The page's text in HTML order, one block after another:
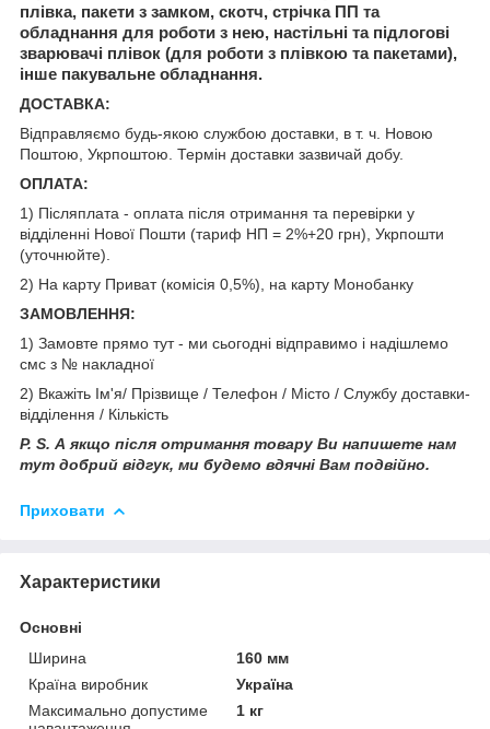
плівка, пакети з замком, скотч, стрічка ПП та
обладнання для роботи з нею, настільні та підлогові
зварювачі плівок (для роботи з плівкою та пакетами),
інше пакувальне обладнання.
ДОСТАВКА:
Відправляємо будь-якою службою доставки, в т. ч. Новою
Поштою, Укрпоштою. Термін доставки зазвичай добу.
ОПЛАТА:
1) Післяплата - оплата після отримання та перевірки у
відділенні Нової Пошти (тариф НП = 2%+20 грн), Укрпошти
(уточнюйте).
2) На карту Приват (комісія 0,5%), на карту Монобанку
ЗАМОВЛЕННЯ:
1) Замовте прямо тут - ми сьогодні відправимо і надішлемо
смс з № накладної
2) Вкажіть Ім'я/ Прізвище / Телефон / Місто / Службу доставки-
відділення / Кількість
P. S. А якщо після отримання товару Ви напишете нам
тут добрий відгук, ми будемо вдячні Вам подвійно.
Приховати
Характеристики
Основні
Ширина
160 мм
Країна виробник
Україна
Максимально допустиме
1 кг